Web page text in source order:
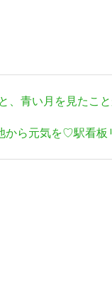
、青い月を見たこ
から元気を♡駅看板